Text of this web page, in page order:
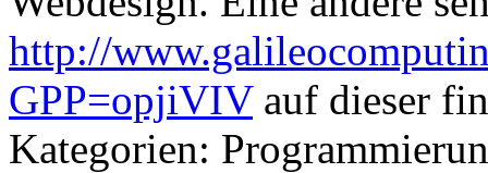
http://
GPP=opjiVIVauf dieser
Kategorien: